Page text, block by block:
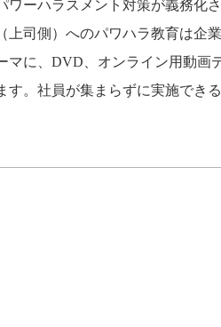
ワーハラスメント対策が義務化
上司側）へのパワハラ教育は企
マに、DVD、オンライン用動画
。社員が集まらずに実施でき